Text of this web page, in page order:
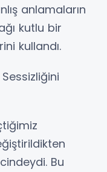
anlamaların
kutlu bir
kullandı.
Bu